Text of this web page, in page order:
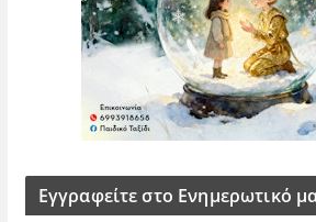
Εγγραφείτε στο Ενημερωτικό